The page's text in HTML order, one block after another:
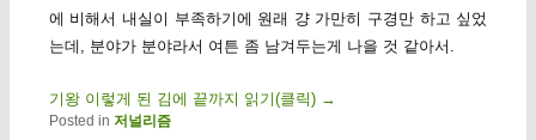
에 비해서 내실이 부족하기에 원래 걍 가만히 구경만 하고 싶었
는데, 분야가 분야라서 여튼 좀 남겨두는게 나을 것 같아서.
기왕 이렇게 된 김에 끝까지 읽기(클릭) →
Posted in 저널리즘